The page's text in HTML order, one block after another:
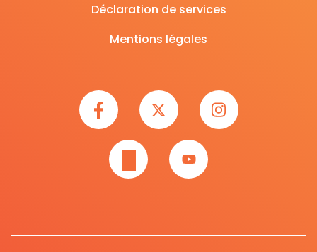
Déclaration de services
Mentions légales